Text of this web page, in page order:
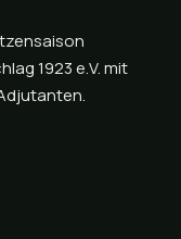
1923 e.V. mit